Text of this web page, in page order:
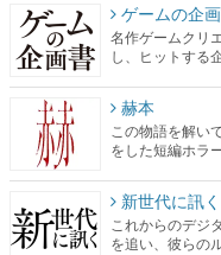
ゲームの企
名作ゲームクリ
し、ヒットする
赫本
この物語を解い
をした短編ホラ
新世代に訊く
これからのデジ
を追い、彼らの